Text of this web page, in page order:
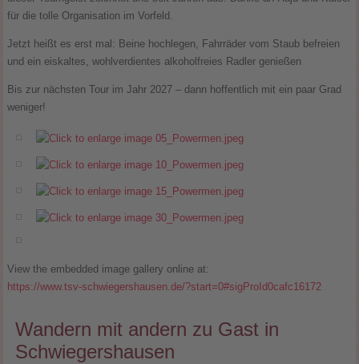
für die tolle Organisation im Vorfeld.
Jetzt heißt es erst mal: Beine hochlegen, Fahrräder vom Staub befreien
und ein eiskaltes, wohlverdientes alkoholfreies Radler genießen
Bis zur nächsten Tour im Jahr 2027 – dann hoffentlich mit ein paar Grad
weniger!
View the embedded image gallery online at:
https://www.tsv-schwiegershausen.de/?start=0#sigProId0cafc16172
Wandern mit andern zu Gast in
Schwiegershausen